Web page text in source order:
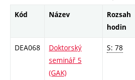
Kód Název
Rozsah
hodin
DEA068
Doktorský
seminář 5
(GAK)
S: 78